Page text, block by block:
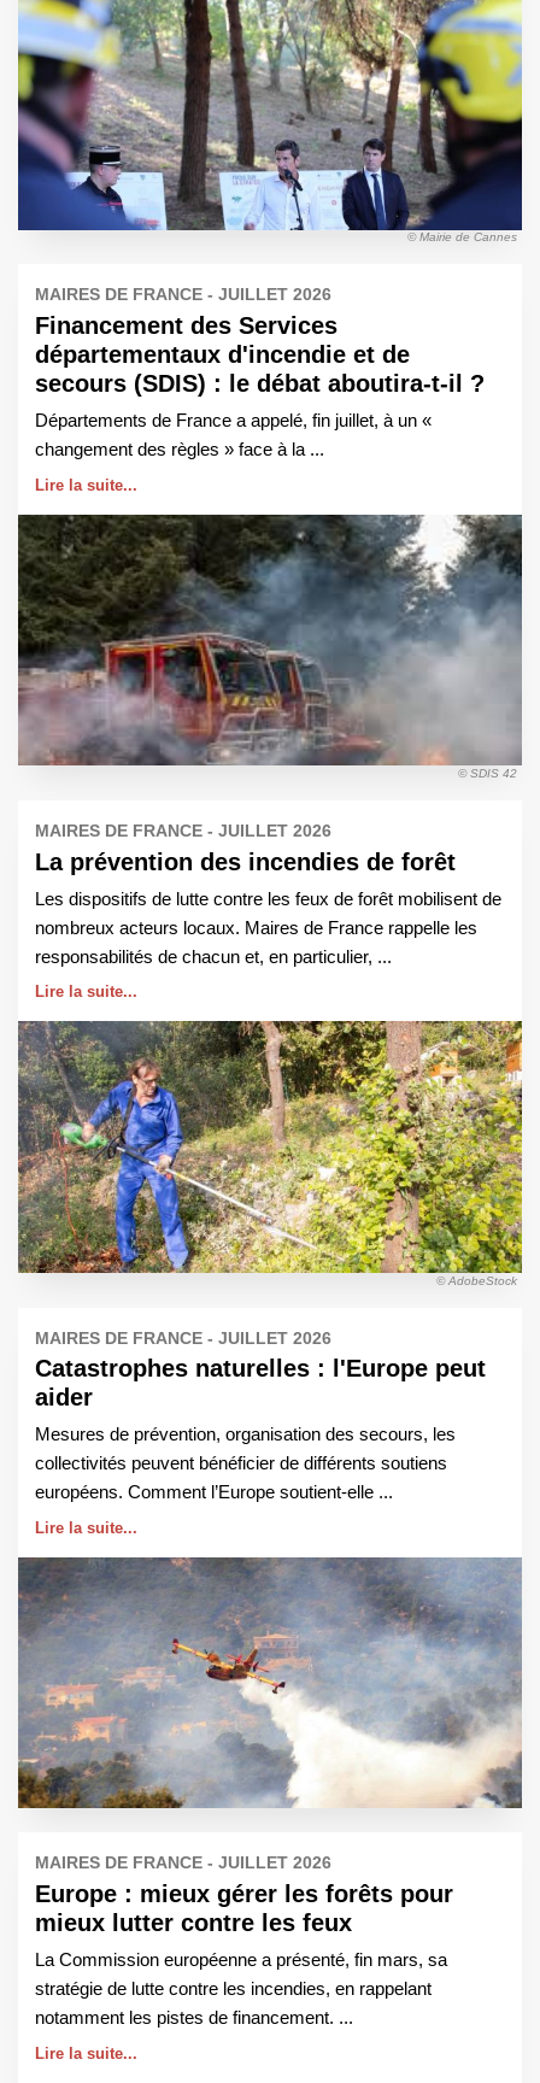
© Mairie de Cannes
MAIRES DE FRANCE - JUILLET 2026
Financement des Services
départementaux d'incendie et de
secours (SDIS) : le débat aboutira-t-il ?
Départements de France a appelé, fin juillet, à un «
changement des règles » face à la ...
Lire la suite...
© SDIS 42
MAIRES DE FRANCE - JUILLET 2026
La prévention des incendies de forêt
Les dispositifs de lutte contre les feux de forêt mobilisent de
nombreux acteurs locaux. Maires de France rappelle les
responsabilités de chacun et, en particulier, ...
Lire la suite...
© AdobeStock
MAIRES DE FRANCE - JUILLET 2026
Catastrophes naturelles : l'Europe peut
aider
Mesures de prévention, organisation des secours, les
collectivités peuvent bénéficier de différents soutiens
européens. Comment l’Europe soutient-elle ...
Lire la suite...
MAIRES DE FRANCE - JUILLET 2026
Europe : mieux gérer les forêts pour
mieux lutter contre les feux
La Commission européenne a présenté, fin mars, sa
stratégie de lutte contre les incendies, en rappelant
notamment les pistes de financement. ...
Lire la suite...